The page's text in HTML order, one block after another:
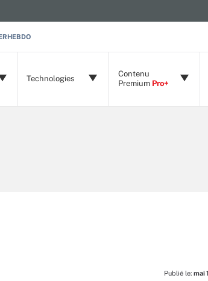
Technologies
Contenu
Premium Pro+
Publié le: mai